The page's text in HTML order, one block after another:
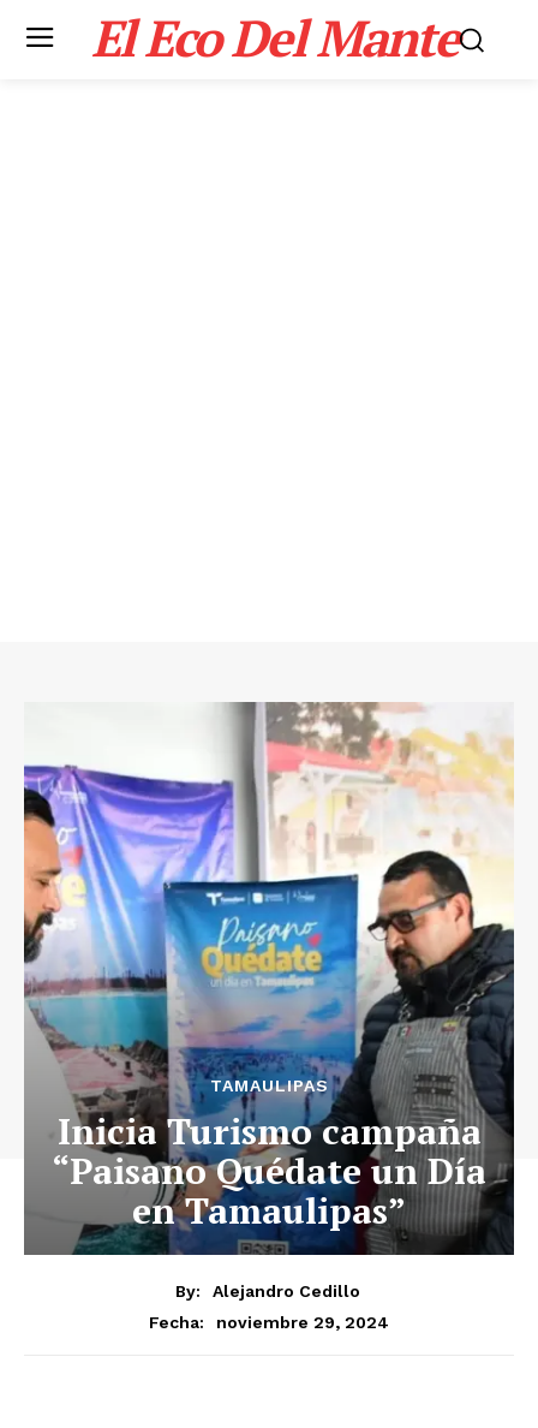
El Eco Del Mante
TAMAULIPAS
Inicia Turismo campaña
“Paisano Quédate un Día
en Tamaulipas”
By:
Alejandro Cedillo
Fecha:
noviembre 29, 2024